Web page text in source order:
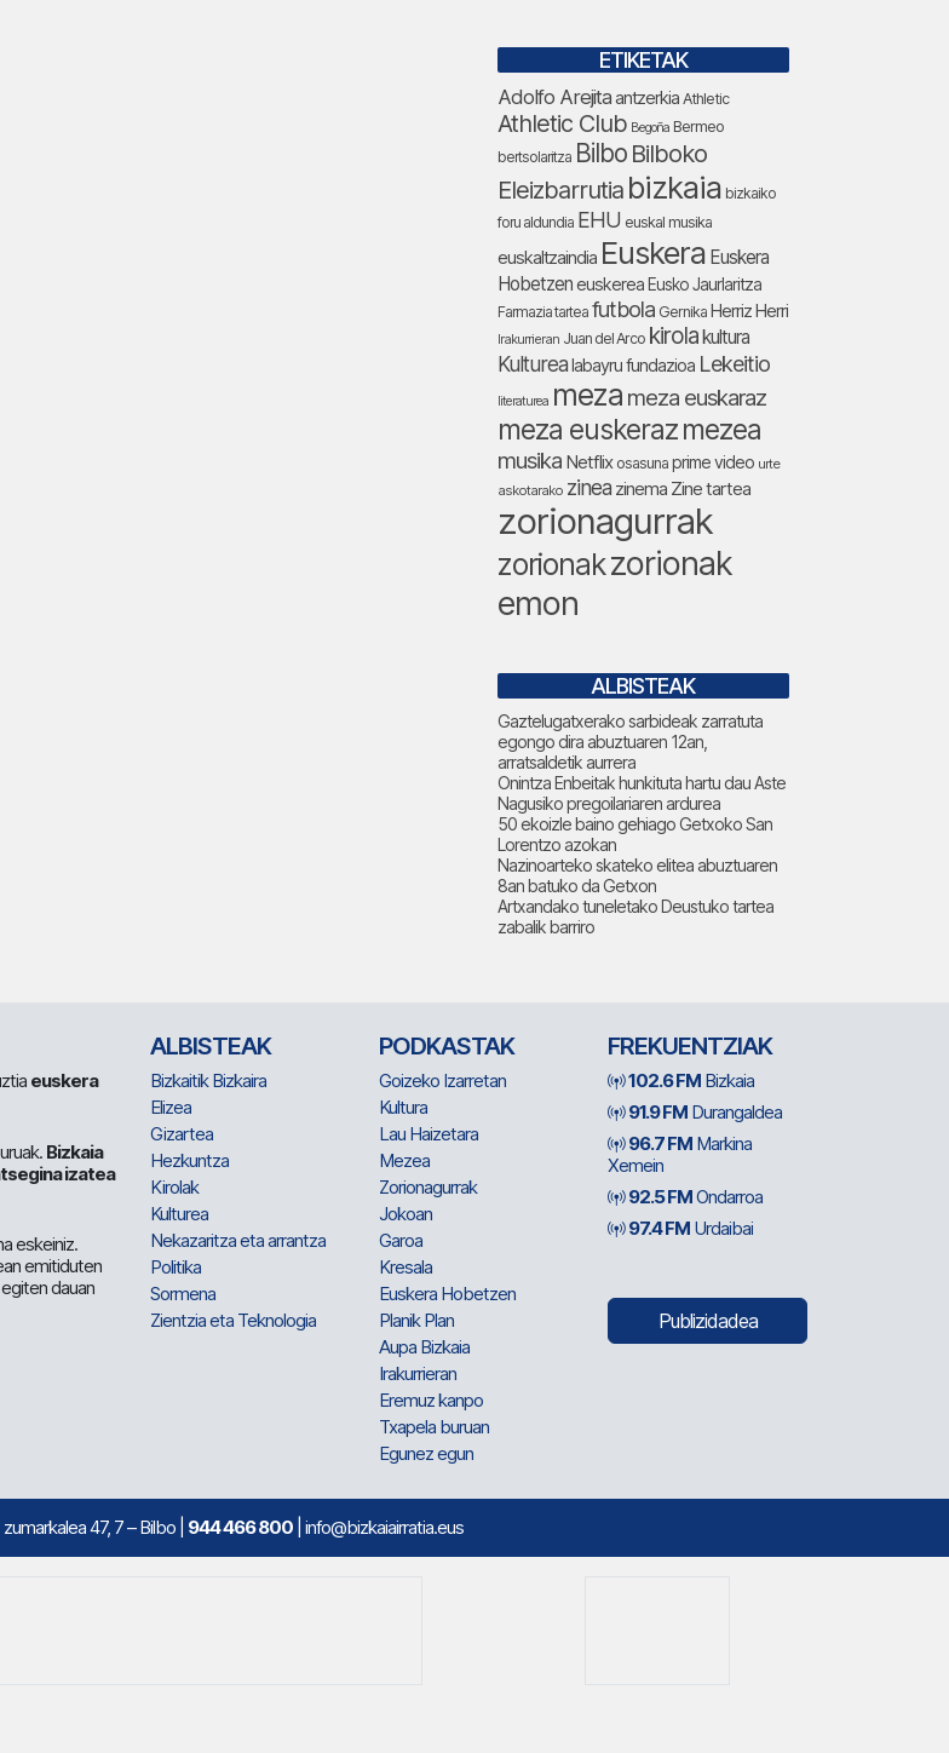
ETIKETAK
Adolfo Arejitaantzerkia Athletic
Athletic Club Begoña Bermeo
bertsolaritza Bilbo Bilboko
Eleizbarrutia bizkaia bizkaiko
foru aldundia EHU euskal musika
euskaltzaindia Euskera Euskera
Hobetzeneuskerea Eusko Jaurlaritza
Farmazia tartea futbola Gernika Herriz Herri
Irakurrieran Juan del Arco kirola kultura
Kulturealabayru fundazioa Lekeitio
literaturea meza meza euskaraz
meza euskerazmezea
musika Netflix osasuna prime video urte
askotarako zinea zinema Zine tartea
zorionagurrak
zorionakzorionak
emon
ALBISTEAK
Gaztelugatxerako sarbideak zarratuta
egongo dira abuztuaren 12an,
arratsaldetik aurrera
Onintza Enbeitak hunkituta hartu dau Aste
Nagusiko pregoilariaren ardurea
50 ekoizle baino gehiago Getxoko San
Lorentzo azokan
Nazinoarteko skateko elitea abuztuaren
8an batuko da Getxon
Artxandako tuneletako Deustuko tartea
zabalik barriro
euskera
Bizkaia
izatea
eskeiniz.
emitiduten
dauan
ALBISTEAK
Bizkaitik Bizkaira
Elizea
Gizartea
Hezkuntza
Kirolak
Kulturea
Nekazaritza eta arrantza
Politika
Sormena
Zientzia eta Teknologia
PODKASTAK
Goizeko Izarretan
Kultura
Lau Haizetara
Mezea
Zorionagurrak
Jokoan
Garoa
Kresala
Euskera Hobetzen
Planik Plan
Aupa Bizkaia
Irakurrieran
Eremuz kanpo
Txapela buruan
Egunez egun
FREKUENTZIAK
102.6 FM Bizkaia
91.9 FM Durangaldea
96.7 FM Markina
Xemein
92.5 FMOndarroa
97.4 FM Urdaibai
Publizidadea
47, 7 – Bilbo | 944 466 800 | info@bizkaiairratia.eus